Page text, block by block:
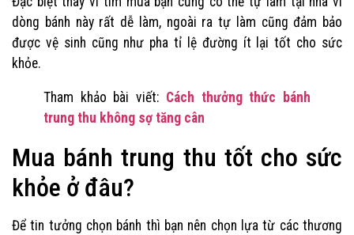
dòng bánh này rất dễ làm, ngoài ra tự làm cũng đảm bảo
được vệ sinh cũng như pha tỉ lệ đường ít lại tốt cho sức
khỏe.
Tham khảo bài viết: Cách thưởng thức bánh
trung thu không sợ tăng cân
Mua bánh trung thu tốt cho sức
khỏe ở đâu?
Để tin tưởng chọn bánh thì bạn nên chọn lựa từ các thương